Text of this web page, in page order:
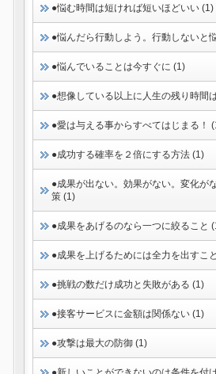
●悩む時間は短ければ短いほどいい (1)
●悩んだら行動しよう。行動しないと
●悩んでいることは今すぐに (1)
●想像している以上に人生の残り時間
●愛は与える事からすべてはじまる！
●成功する確率を２倍にする方法 (1)
●成果が出ない。効果がない。変化が
策 (1)
●成果をあげるのなら一つに絞ること
●成果を上げるためには全力を出すこ
●挑戦の数だけ成功と失敗がある (1)
●接客サービスに金額は関係ない (1)
●攻撃は最大の防御 (1)